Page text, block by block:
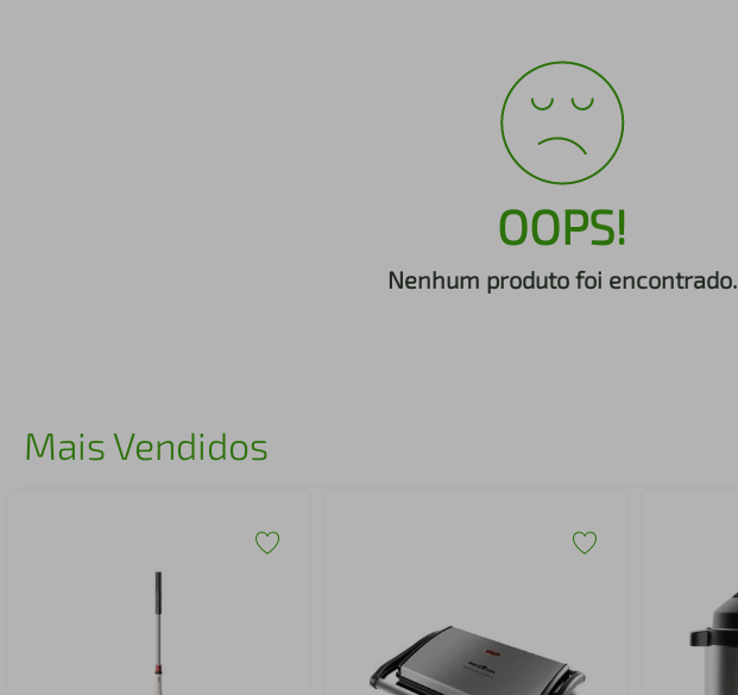
OOPS!
Nenhum produto foi encontrado.
Mais Vendidos